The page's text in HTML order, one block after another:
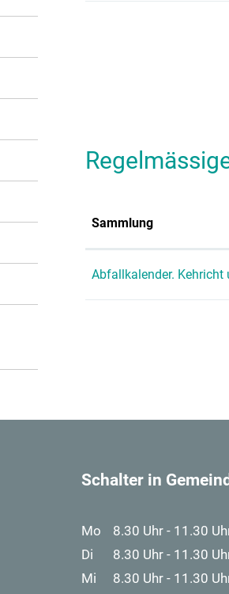
Sammlung
Abfallkalender. Kehricht
Schalter in
Mo
8.30 Uhr - 11.30
Di
8.30 Uhr - 11.30
Mi
8.30 Uhr - 11.30